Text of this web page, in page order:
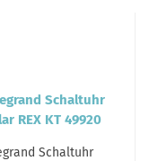
Schaltuhr